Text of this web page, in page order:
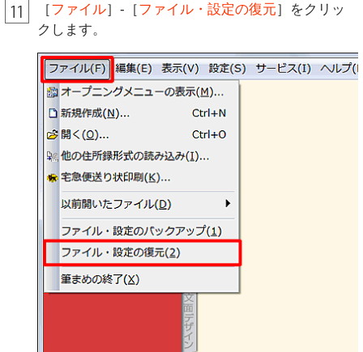
［ファイル］-［ファイル・設定の復元］をクリッ
クします。